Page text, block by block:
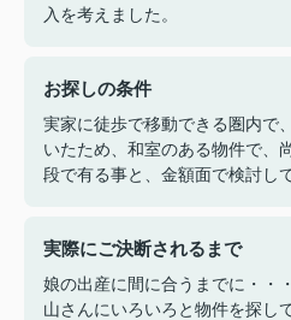
入を考えました。
お探しの条件
実家に徒歩で移動できる圏内で
いたため、和室のある物件で、
段で有る事と、金額面で検討し
実際にご決断されるまで
娘の出産に間に合うまでに・・
山さんにいろいろと物件を探し